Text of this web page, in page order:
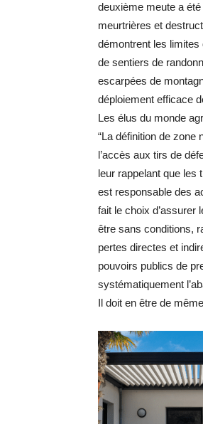
deuxième meute a
meurtrières et
démontrent les
de sentiers de
escarpées de
déploiement efficace
Les élus du monde
“La définition de zone
l’accès aux tirs de
leur rappelant que les
est responsable des
fait le choix d’assurer
être sans conditions,
pertes directes et
pouvoirs publics de
systématiquement
Il doit en être de